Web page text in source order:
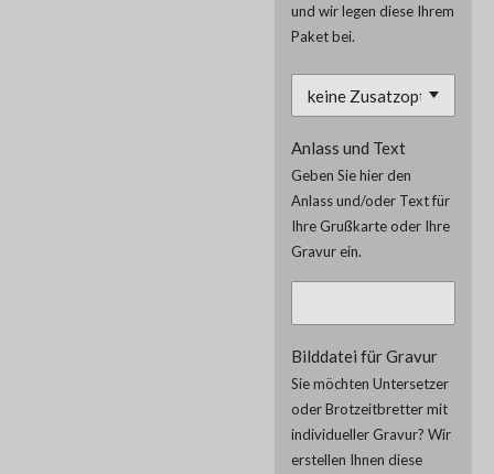
und wir legen diese Ihrem
Paket bei.
Anlass und Text
Geben Sie hier den
Anlass und/oder Text für
Ihre Grußkarte oder Ihre
Gravur ein.
Bilddatei für Gravur
Sie möchten Untersetzer
oder Brotzeitbretter mit
individueller Gravur? Wir
erstellen Ihnen diese